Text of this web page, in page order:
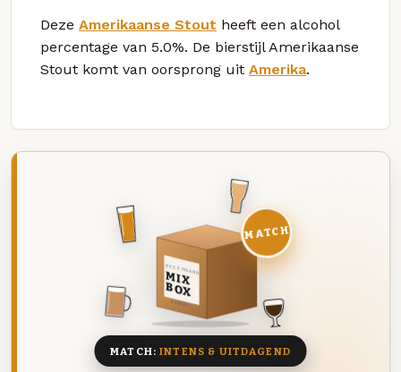
Deze Amerikaanse Stout heeft een alcohol
percentage van 5.0%. De bierstijl Amerikaanse
Stout komt van oorsprong uit Amerika.
DEZE MAAND
MIX
BOX
8 BIEREN
MATCH
MATCH:INTENS & UITDAGEND